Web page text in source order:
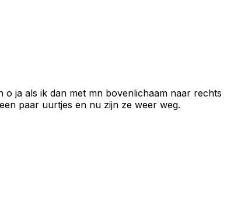
o ja als ik dan met mn bovenlichaam naar rechts
paar uurtjes en nu zijn ze weer weg.